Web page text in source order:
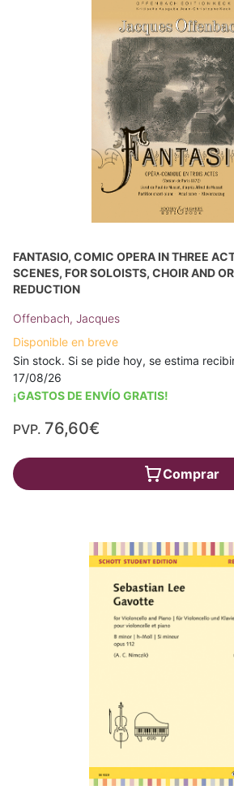
FANTASIO, COMIC OPERA IN THREE
SCENES, FOR SOLOISTS, CHOIR AND
REDUCTION
Offenbach, Jacques
Disponible en breve
Sin stock. Si se pide hoy, se estima
17/08/26
¡GASTOS DE ENVÍO GRATIS!
PVP. 76,60€
Comprar